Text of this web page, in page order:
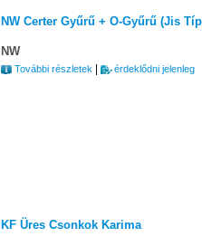
NW Certer Gyűrű + O-Gyűrű (Jis
NW
További részletek | érdeklődni jelenleg
KF Üres Csonkok Karima